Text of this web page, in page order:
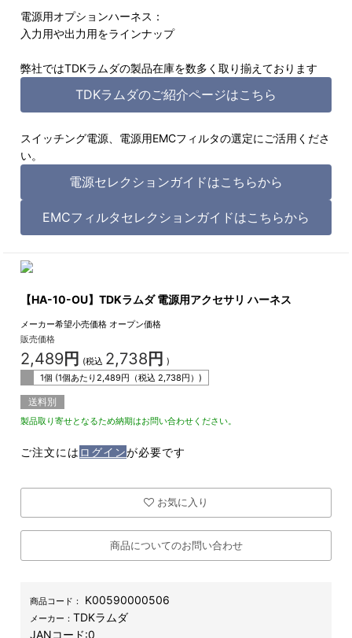
電源用オプションハーネス：
入力用や出力用をラインナップ
弊社ではTDKラムダの製品在庫を数多く取り揃えております
TDKラムダのご紹介ページはこちら
スイッチング電源、電源用EMCフィルタの選定にご活用くださ
い。
電源セレクションガイドはこちらから
EMCフィルタセレクションガイドはこちらから
【HA-10-OU】TDKラムダ 電源用アクセサリ ハーネス
メーカー希望小売価格 オープン価格
販売価格
2,489円 (税込 2,738 円 )
1個 (1個あたり 2,489円（税込 2,738円）)
送料別
製品取り寄せとなるため納期はお問い合わせください。
ご注文には ログインが必要です
お気に入り
商品についてのお問い合わせ
商品コード： K00590000506
メーカー： TDKラムダ
JANコード:0